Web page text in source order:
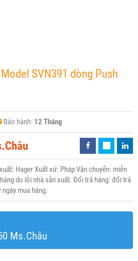
SVN391 dòng Push
Bảo hành: 12 Tháng
Hager Xuất xứ: Pháp Vận chuyển: miễn
do lỗi nhà sản xuất. Đổi trả hàng: đổi trả
mua hàng.
Ms.Châu